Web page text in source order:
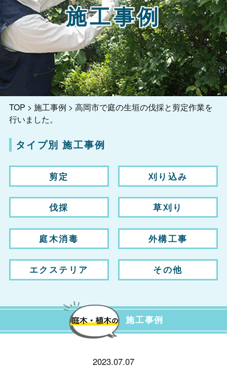
施工事例
TOP > 施工事例 > 高岡市で庭の生垣の伐採と剪定作業を
行いました。
タイプ別 施工事例
剪定 刈り込み
伐採 草刈り
庭木消毒 外構工事
エクステリア その他
施工事例
2023.07.07